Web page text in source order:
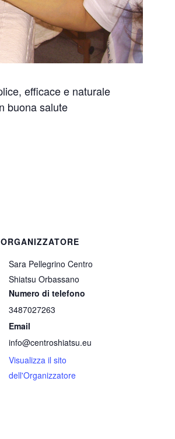
efficace e naturale
buona salute
ORGANIZZATORE
Sara Pellegrino Centro
Shiatsu Orbassano
Numero di telefono
3487027263
Email
info@centroshiatsu.eu
Visualizza il sito
dell'Organizzatore